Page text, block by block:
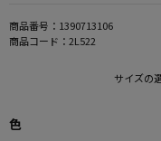
商品番号： 1390713106
商品コード： 2L522
サイズの
色